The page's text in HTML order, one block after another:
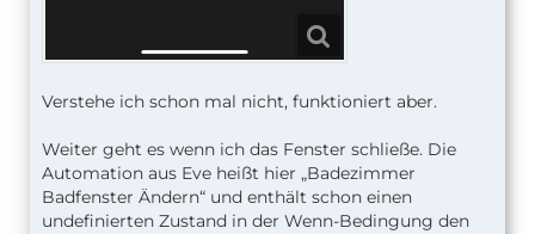
Verstehe ich schon mal nicht, funktioniert aber.
Weiter geht es wenn ich das Fenster schließe. Die
Automation aus Eve heißt hier „Badezimmer
Badfenster Ändern“ und enthält schon einen
undefinierten Zustand in der Wenn-Bedingung den